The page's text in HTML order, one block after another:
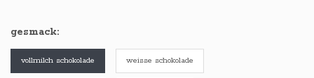
gesmack:
vollmilch schokolade weisse schokolade